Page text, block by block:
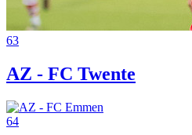
63
AZ - FC Twente
64